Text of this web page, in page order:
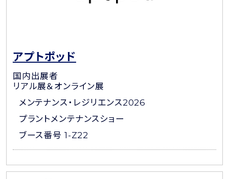
アプトポッド
国内出展者
リアル展＆オンライン展
メンテナンス・レジリエンス2026
プラントメンテナンスショー
ブース番号 1-Z22